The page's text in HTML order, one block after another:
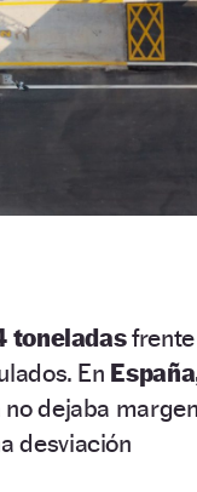
toneladasfrente
En
dejaba
desviación